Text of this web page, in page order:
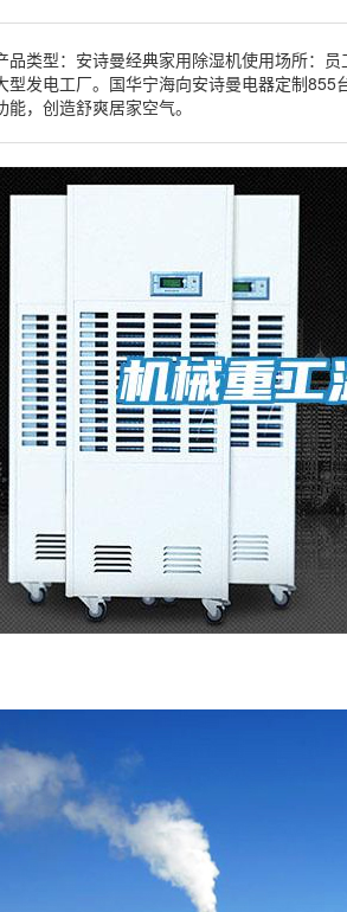
品类型：安诗曼经典家用除湿机使用场所：
型发电工厂。国华宁海向安诗曼电器定制855
，创造舒爽居家空气。